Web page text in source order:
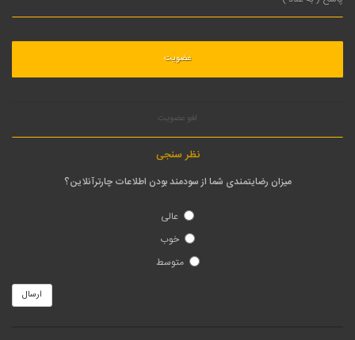
لغو عضویت
نظر سنجی
میزان رضایتمندی شما از سودمند بودن اطلاعات چارترآنلاین؟
عالی
خوب
متوسط
ارسال